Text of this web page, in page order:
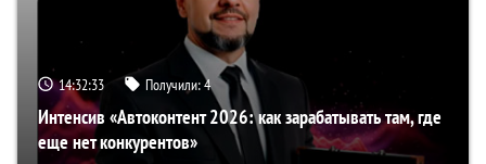
14:32:32 Получили:4
Интенсив «Автоконтент 2026: как зарабатывать там, где
еще нет конкурентов»